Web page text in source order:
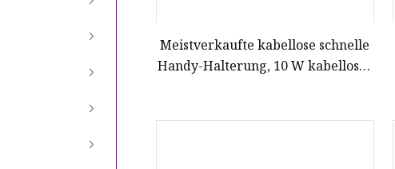
Meistverkaufte kabellose schnelle
Handy-Halterung, 10 W kabelloses